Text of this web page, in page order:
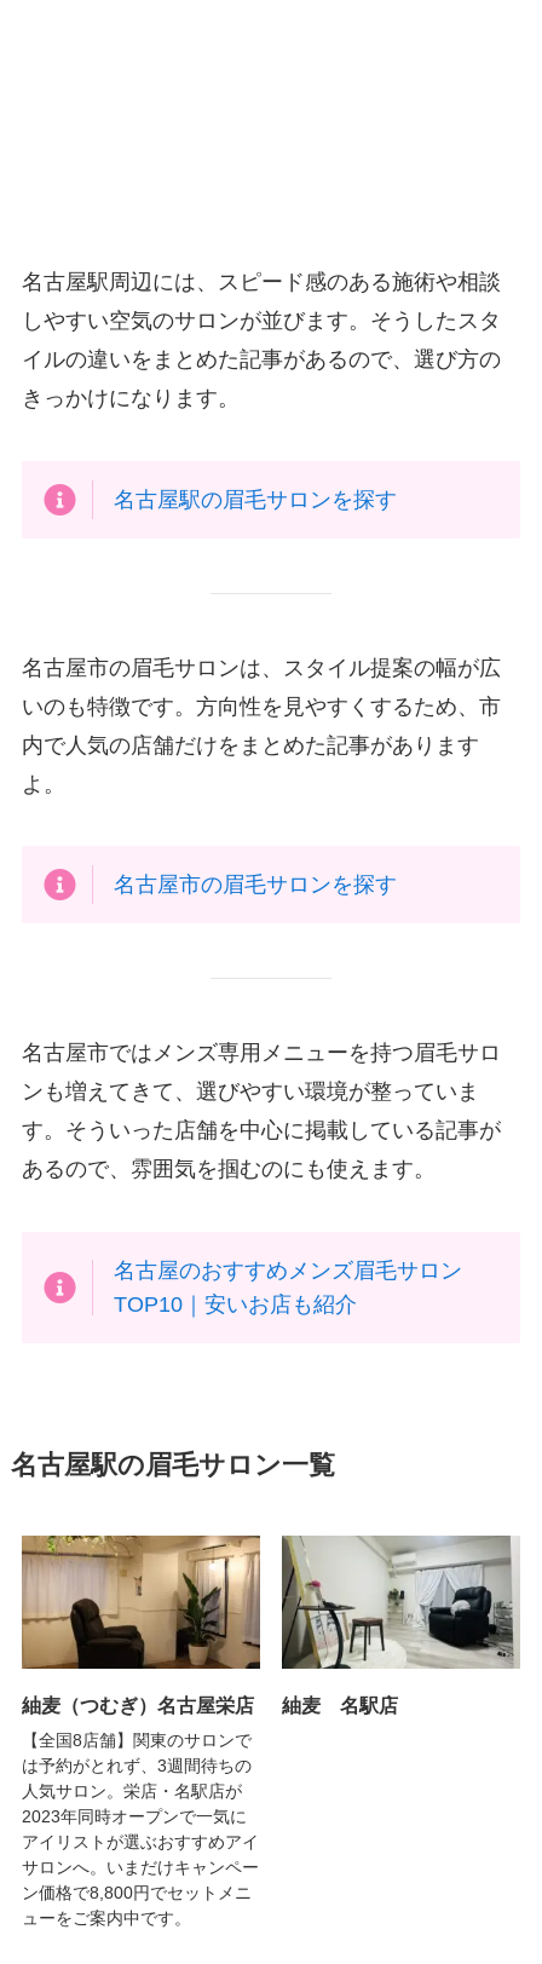
名古屋駅周辺には、スピード感のある施術や相談
しやすい空気のサロンが並びます。そうしたスタ
イルの違いをまとめた記事があるので、選び方の
きっかけになります。
名古屋駅の眉毛サロンを探す
名古屋市の眉毛サロンは、スタイル提案の幅が広
いのも特徴です。方向性を見やすくするため、市
内で人気の店舗だけをまとめた記事があります
よ。
名古屋市の眉毛サロンを探す
名古屋市ではメンズ専用メニューを持つ眉毛サロ
ンも増えてきて、選びやすい環境が整っていま
す。そういった店舗を中心に掲載している記事が
あるので、雰囲気を掴むのにも使えます。
名古屋のおすすめメンズ眉毛サロン
TOP10｜安いお店も紹介
名古屋駅の眉毛サロン一覧
紬麦（つむぎ）名古屋栄店
【全国8店舗】関東のサロンで
は予約がとれず、3週間待ちの
人気サロン。栄店・名駅店が
2023年同時オープンで一気に
アイリストが選ぶおすすめアイ
サロンへ。いまだけキャンペー
ン価格で8,800円でセットメニ
ューをご案内中です。
紬麦 名駅店